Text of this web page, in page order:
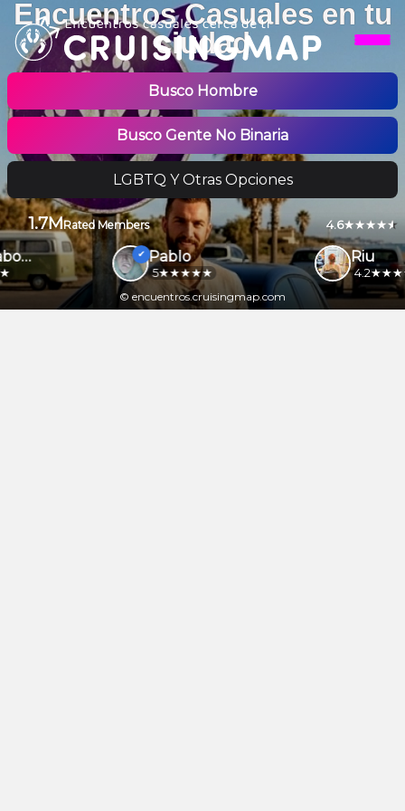
Encuentros Casuales en tu
ciudad
Busco Hombre
Busco Gente No Binaria
LGBTQ Y Otras Opciones
1.7MRated Members 4.6
Riu
4.2
Pablo
5
Motonabo69
© encuentros.cruisingmap.com